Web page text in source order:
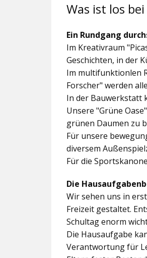
Was ist los
Ein Rundgang
Im Kreativraum
Geschichten, in der
Im multifunktionlen
Forscher" werden
In der Bauwerkstatt
Unsere "Grüne Oase"
grünen Daumen zu
Für unsere
diversem
Für die
Die
Wir sehen uns in
Freizeit gestaltet.
Schultag enorm
Die Hausaufgabe
Verantwortung für